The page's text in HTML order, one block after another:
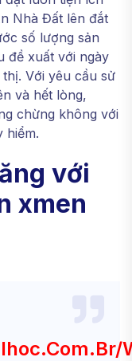
Nhà Đất lên đắt
số lượng sản
đề xuất với ngày
Với yêu cầu sử
và hết lòng,
chừng không với
hiểm.
với
xmen